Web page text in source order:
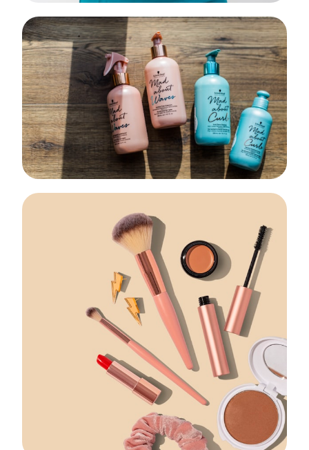
Perfumes
Fragancias exclusivas para cada ocasión
EXPLORAR →
Cuidado Capilar
Champús, mascarillas y tratamientos pro